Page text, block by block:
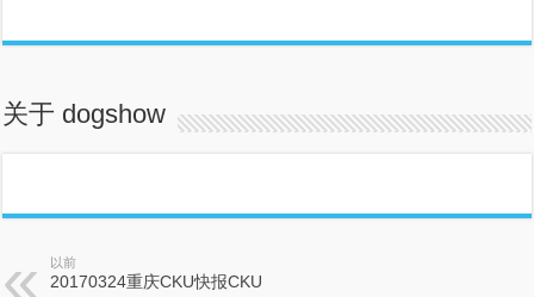
关于 dogshow
以前
20170324重庆CKU快报CKU